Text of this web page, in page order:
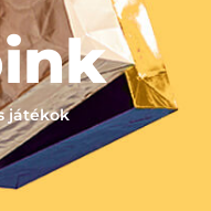
játékok